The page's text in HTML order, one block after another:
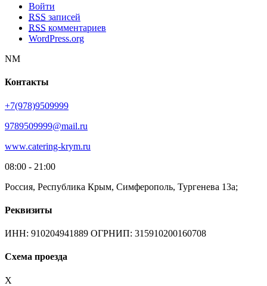
Войти
RSS записей
RSS комментариев
WordPress.org
NM
Контакты
+7(978)9509999
9789509999@mail.ru
www.catering-krym.ru
08:00 - 21:00
Россия, Республика Крым, Симферополь, Тургенева 13а;
Реквизиты
ИНН: 910204941889 ОГРНИП: 315910200160708
Схема проезда
X